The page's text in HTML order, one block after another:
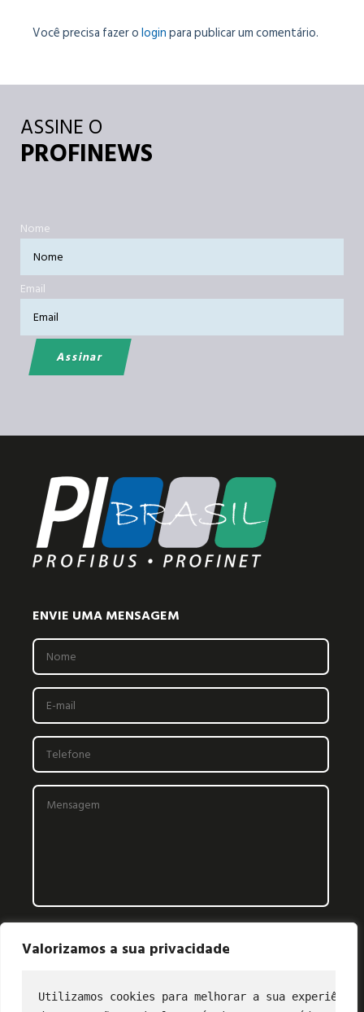
Valorizamos a sua privacidade
Utilizamos cookies para melhorar a sua experiência
Você precisa fazer ologinpara publicar um comentário.
ASSINE O
PROFINEWS
Nome
Email
ENVIE UMA MENSAGEM